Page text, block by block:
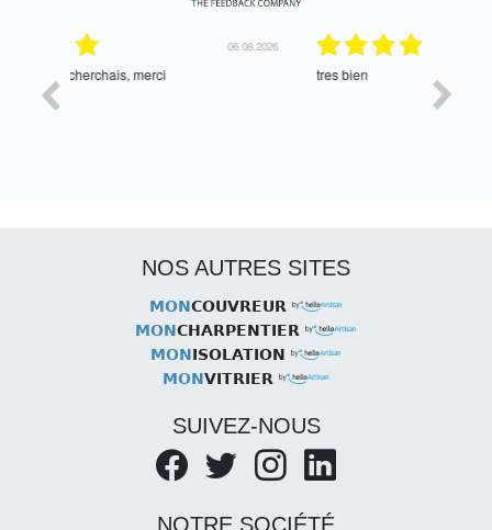
05.08.2026
tres bien
NOS AUTRES SITES
MONCOUVREUR
MONCHARPENTIER
MONISOLATION
MONVITRIER
SUIVEZ-NOUS
NOTRE SOCIÉTÉ